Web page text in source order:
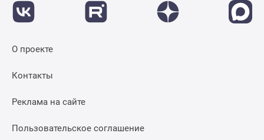
О проекте
Контакты
Реклама на сайте
Пользовательское соглашение